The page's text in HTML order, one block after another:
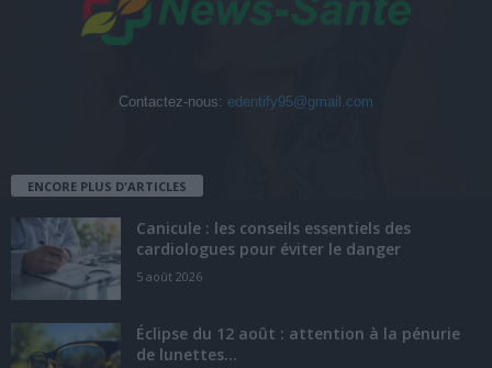
Contactez-nous: edentify95@gmail.com
ENCORE PLUS D'ARTICLES
Canicule : les conseils essentiels des
cardiologues pour éviter le danger
5 août 2026
Éclipse du 12 août : attention à la pénurie
de lunettes...